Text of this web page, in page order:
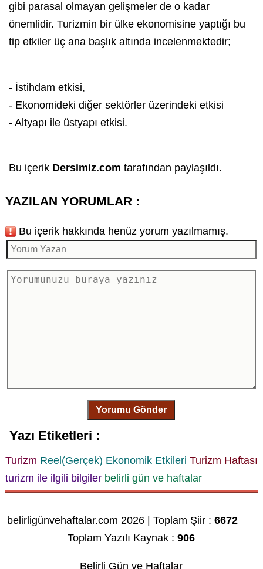
gibi parasal olmayan gelişmeler de o kadar
önemlidir. Turizmin bir ülke ekonomisine yaptığı bu
tip etkiler üç ana başlık altında incelenmektedir;
- İstihdam etkisi,
- Ekonomideki diğer sektörler üzerindeki etkisi
- Altyapı ile üstyapı etkisi.
Bu içerik Dersimiz.com tarafından paylaşıldı.
YAZILAN YORUMLAR :
Bu içerik hakkında henüz yorum yazılmamış.
Yorumu Gönder
Yazı Etiketleri :
Turizm Reel(Gerçek) Ekonomik Etkileri Turizm Haftası
turizm ile ilgili bilgiler belirli gün ve haftalar
belirligünvehaftalar.com 2026 | Toplam Şiir :6672
Toplam Yazılı Kaynak :906
Belirli Gün ve Haftalar